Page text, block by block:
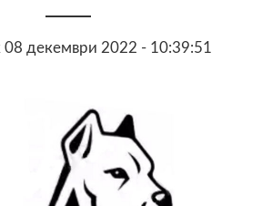
08 декември 2022 - 10:39:51